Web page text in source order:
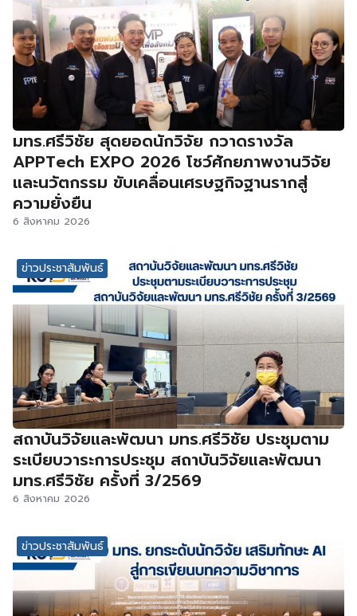
มทร.ศรีวิชัย สุดยอดนักวิจัย กวาดรางวัล
APPTech EXPO 2026 โชว์ศักยภาพงานวิจัย
และนวัตกรรม ขับเคลื่อนเศรษฐกิจฐานรากสู่
ความยั่งยืน
6 สิงหาคม 2026
ข่าวประชาสัมพันธ์
สถาบันวิจัยและพัฒนา มทร.ศรีวิชัย ประชุมตาม
ระเบียบวาระการประชุม สถาบันวิจัยและพัฒนา
มทร.ศรีวิชัย ครั้งที่ 3/2569
6 สิงหาคม 2026
ข่าวประชาสัมพันธ์